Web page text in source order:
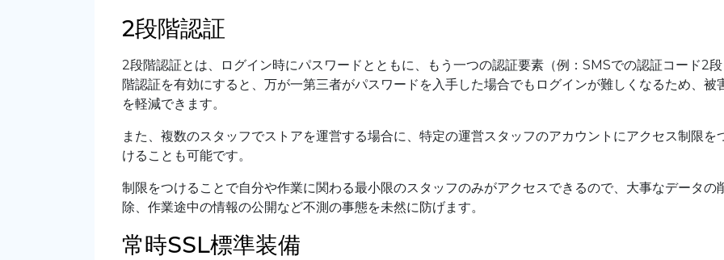
2段階認証
2段階認証とは、ログイン時にパスワードとともに、もう一つの認証要素（例：SMSでの認証コード2段
階認証を有効にすると、万が一第三者がパスワードを入手した場合でもログインが難しくなるため、被
を軽減できます。
また、複数のスタッフでストアを運営する場合に、特定の運営スタッフのアカウントにアクセス制限を
けることも可能です。
制限をつけることで自分や作業に関わる最小限のスタッフのみがアクセスできるので、大事なデータの
除、作業途中の情報の公開など不測の事態を未然に防げます。
常時SSL標準装備